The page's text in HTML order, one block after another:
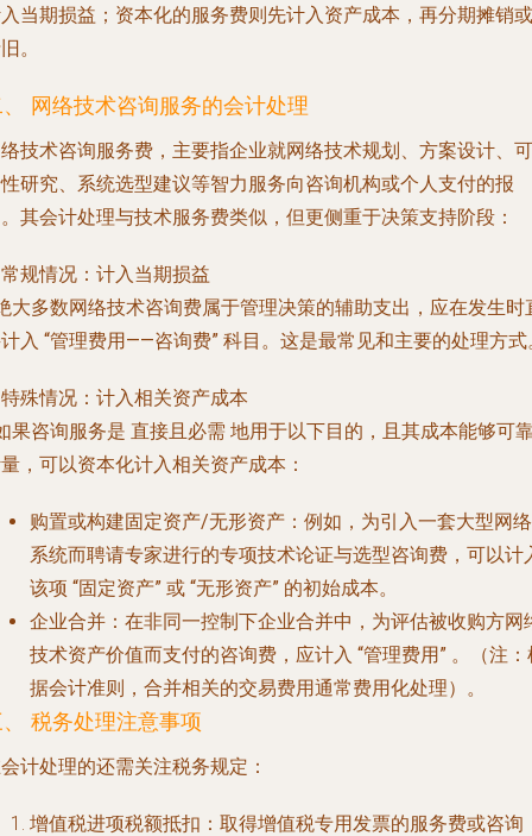
当期损益；资本化的服务费则先计入资产成本，再分期摊销或
。
网络技术咨询服务的会计处理
技术咨询服务费，主要指企业就网络技术规划、方案设计、可
研究、系统选型建议等智力服务向咨询机构或个人支付的报
其会计处理与技术服务费类似，但更侧重于决策支持阶段：
规情况：计入当期损益
大多数网络技术咨询费属于管理决策的辅助支出，应在发生时
入 “管理费用——咨询费” 科目。这是最常见和主要的处理方式
殊情况：计入相关资产成本
果咨询服务是 直接且必需 地用于以下目的，且其成本能够可
，可以资本化计入相关资产成本：
购置或构建固定资产/无形资产 ：例如，为引入一套大型网络
系统而聘请专家进行的专项技术论证与选型咨询费，可以计
该项 “固定资产” 或 “无形资产” 的初始成本。
企业合并 ：在非同一控制下企业合并中，为评估被收购方网
技术资产价值而支付的咨询费，应计入 “管理费用” 。（注：
据会计准则，合并相关的交易费用通常费用化处理）。
税务处理注意事项
计处理的还需关注税务规定：
增值税进项税额抵扣 ：取得增值税专用发票的服务费或咨询